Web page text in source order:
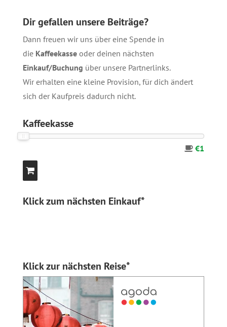
Dir gefallen unsere Beiträge?
Dann freuen wir uns über eine Spende in
die Kaffeekasseoder deinen nächsten
Einkauf/Buchung über unsere Partnerlinks.
Wir erhalten eine kleine Provision, für dich ändert
sich der Kaufpreis dadurch nicht.
Kaffeekasse
€1
Klick zum nächsten Einkauf*
Klick zur nächsten Reise*